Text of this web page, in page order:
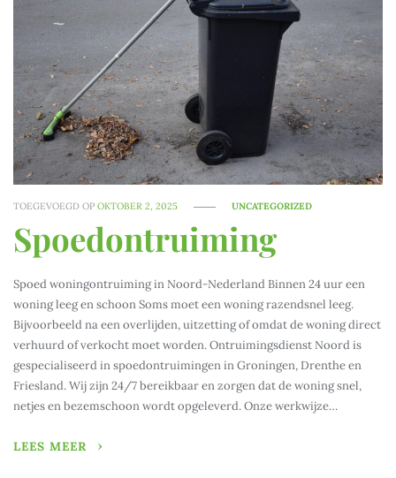
TOEGEVOEGD OPOKTOBER 2, 2025 UNCATEGORIZED
Spoedontruiming
Spoed woningontruiming in Noord-Nederland Binnen 24 uur een
woning leeg en schoon Soms moet een woning razendsnel leeg.
Bijvoorbeeld na een overlijden, uitzetting of omdat de woning direct
verhuurd of verkocht moet worden. Ontruimingsdienst Noord is
gespecialiseerd in spoedontruimingen in Groningen, Drenthe en
Friesland. Wij zijn 24/7 bereikbaar en zorgen dat de woning snel,
netjes en bezemschoon wordt opgeleverd. Onze werkwijze…
LEES MEER